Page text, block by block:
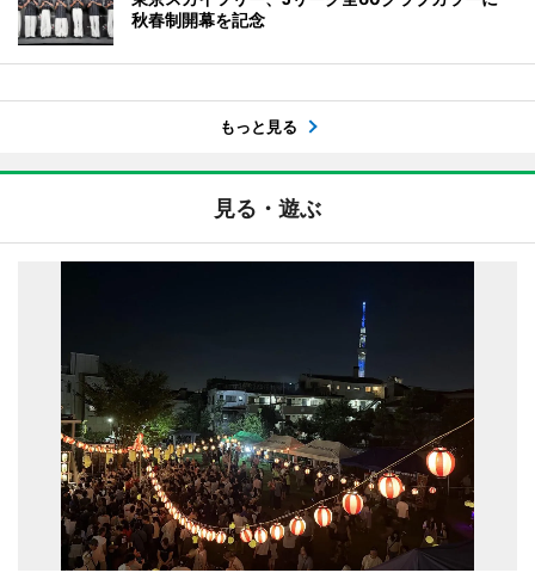
秋春制開幕を記念
もっと見る
見る・遊ぶ